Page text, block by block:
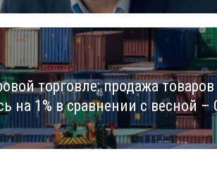
торговле: продажа товаров
на 1% в сравнении с весной